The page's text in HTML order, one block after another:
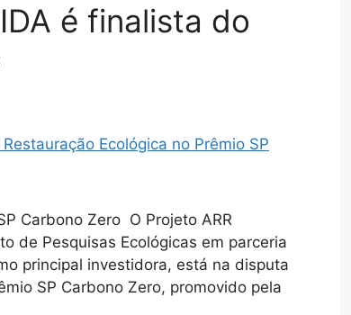
é finalista do
Carbono Zero O Projeto ARR
de Pesquisas Ecológicas em parceria
principal investidora, está na disputa
SP Carbono Zero, promovido pela